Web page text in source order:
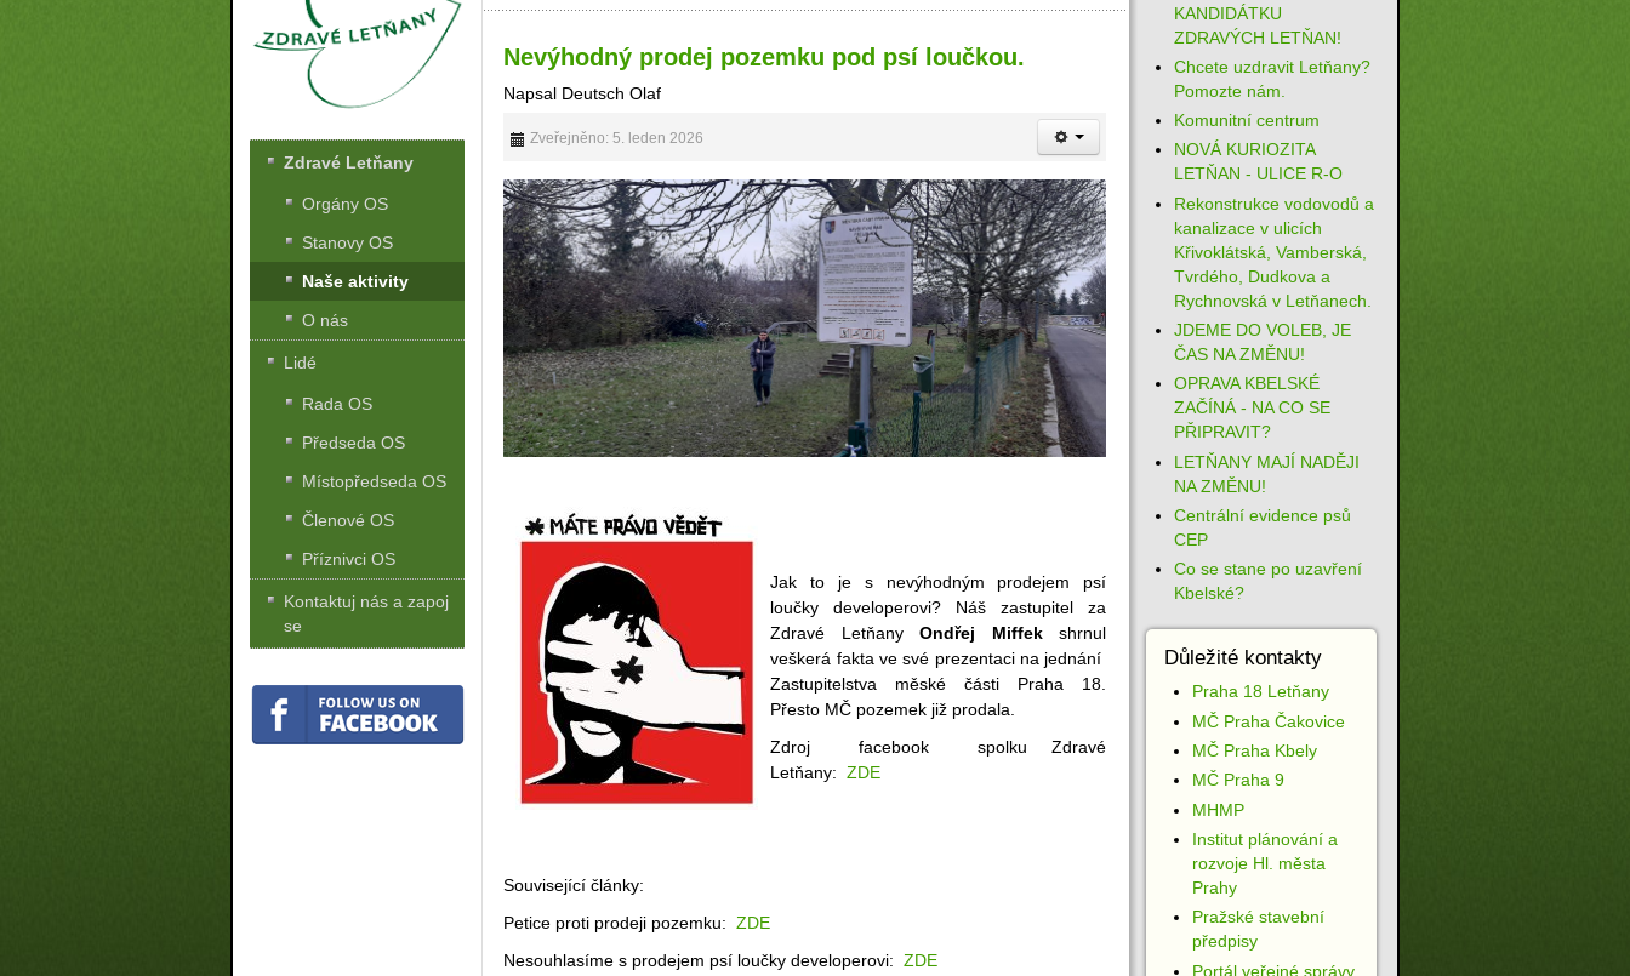
Nevýhodný prodej pozemku pod psí loučkou.
Napsal Deutsch Olaf
Zveřejněno: 5. leden 2026
Jak to je s nevýhodným prodejem psí
loučky developerovi? Náš zastupitel za
Zdravé LetňanyOndřej Miffekshrnul
veškerá fakta ve své prezentaci na jednání
Zastupitelstva měské části Praha 18.
Přesto MČ pozemek již prodala.
Zdroj facebook spolku Zdravé
Letňany:ZDE
Související články:
Petice proti prodeji pozemku:ZDE
Nesouhlasíme s prodejem psí loučky developerovi:ZDE
Zdravé Letňany
Orgány OS
Stanovy OS
Naše aktivity
O nás
Lidé
Rada OS
Předseda OS
Místopředseda OS
Členové OS
Příznivci OS
Kontaktuj nás a zapoj
se
KANDIDÁTKU
ZDRAVÝCH LETŇAN!
Chcete uzdravit Letňany?
Pomozte nám.
Komunitní centrum
NOVÁ KURIOZITA
LETŇAN - ULICE R-O
Rekonstrukce vodovodů a
kanalizace v ulicích
Křivoklátská, Vamberská,
Tvrdého, Dudkova a
Rychnovská v Letňanech.
JDEME DO VOLEB, JE
ČAS NA ZMĚNU!
OPRAVA KBELSKÉ
ZAČÍNÁ - NA CO SE
PŘIPRAVIT?
LETŇANY MAJÍ NADĚJI
NA ZMĚNU!
Centrální evidence psů
CEP
Co se stane po uzavření
Kbelské?
Důležité kontakty
Praha 18 Letňany
MČ Praha Čakovice
MČ Praha Kbely
MČ Praha 9
MHMP
Institut plánování a
rozvoje Hl. města
Prahy
Pražské stavební
předpisy
Portál veřejné správy